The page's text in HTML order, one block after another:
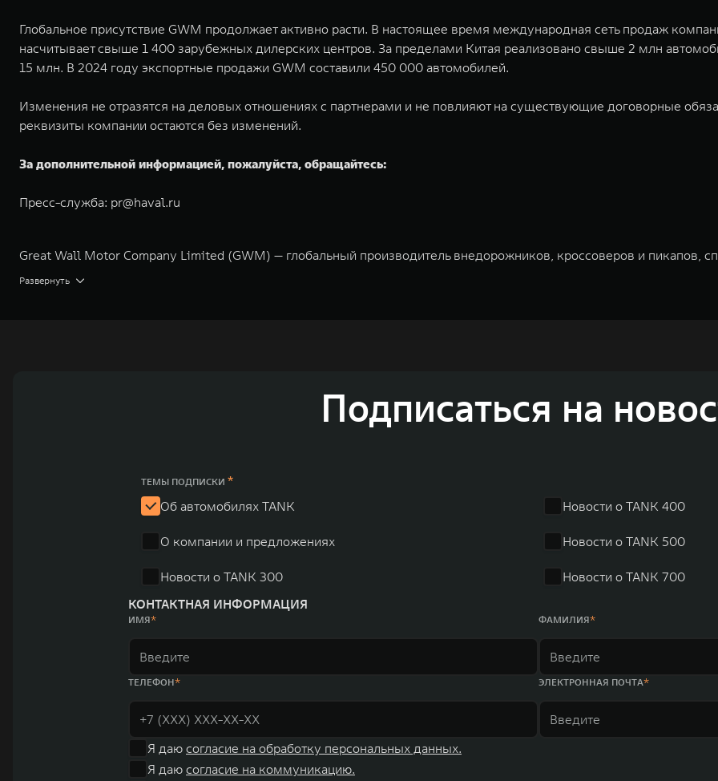
Глобальное присутствие GWM продолжает активно расти. В настоящее время международная сеть продаж
насчитывает свыше 1 400 зарубежных дилерских центров. За пределами Китая реализовано свыше 2 млн
15 млн. В 2024 году экспортные продажи GWM составили 450 000 автомобилей.
Изменения не отразятся на деловых отношениях с партнерами и не повлияют на существующие договорные
реквизиты компании остаются без изменений.
За дополнительной информацией, пожалуйста, обращайтесь:
Пресс-служба: pr@haval.ru
Great Wall Motor Company Limited (GWM) — глобальный производитель внедорожников, кроссоверов и пикапов,
экологичном производстве. Компания была зарегистрирована на Гонконгской и Шанхайской фондовых биржах в
электромобилей ORA, премиальных кроссоверов WEY, а также новый технологичный бренд SALOON – в
юаней (1,6 трлн рублей). С 1998 года Great Wall Motor занимает первое место по объёмам продаж пикапов в
систему исследований и разработок, включая центры в России, Китае, Японии, США, Германии, Индии, Австрии и
Развернуть
Подписаться на
ТЕМЫ ПОДПИСКИ *
Об автомобилях TANK
О компании и предложениях
Новости о TANK 300
Новости о TANK 400
Новости о TANK 500
Новости о TANK 700
КОНТАКТНАЯ ИНФОРМАЦИЯ
ИМЯ ФАМИЛИЯ
ТЕЛЕФОН ЭЛЕКТРОННАЯ ПОЧТА
Я даю согласие на обработку персональных данных.
Я даю согласие на коммуникацию.